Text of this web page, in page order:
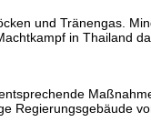
und Tränengas.
in Thailand
Regierungsgebäude